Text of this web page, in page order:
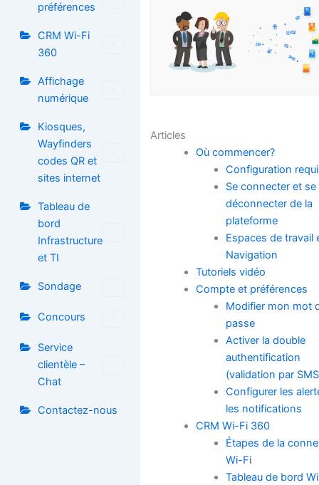
préférences
CRM Wi-Fi
360
Affichage
numérique
Kiosques,
Wayfinders
codes QR et
sites internet
Tableau de
bord
Infrastructure
et TI
Sondage
Concours
Service
clientèle –
Chat
Contactez-nous
Articles
Où commencer?
Configuration
Se connecter et se
déconnecter de la
plateforme
Espaces de travail
Navigation
Tutoriels vidéo
Compte et préférences
Modifier mon mot
passe
Activer la double
authentification
(validation par
Configurer les
les notifications
CRM Wi-Fi 360
Étapes de la
Wi-Fi
Tableau de bord